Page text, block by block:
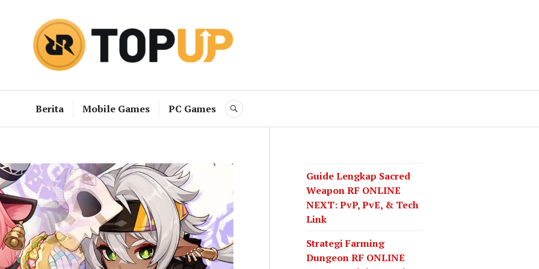
RRQ Topup Blog
Berita Mobile Games PC Games SEARCH
Guide Lengkap Sacred
Weapon RF ONLINE
NEXT: PvP, PvE, & Tech
Link
Strategi Farming
Dungeon RF ONLINE